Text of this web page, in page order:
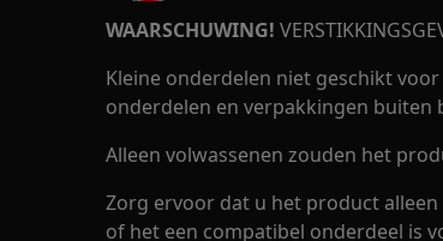
WAARSCHUWING!
Kleine onderdelen niet geschikt
onderdelen en verpakkingen buiten
Alleen volwassenen zouden het
Zorg ervoor dat u het product
of het een compatibel onderdeel is